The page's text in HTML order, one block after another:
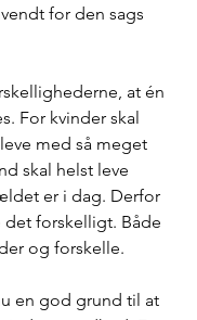
for den sags
at én
For kvinder skal
med så meget
skal helst leve
er i dag. Derfor
det forskelligt. Både
og forskelle.
en god grund til at